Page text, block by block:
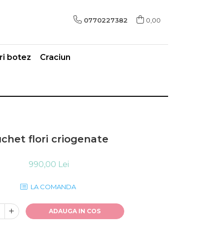
0770227382 0,00
botez Craciun
flori criogenate
990,00 Lei
LA COMANDA
ADAUGA IN COS